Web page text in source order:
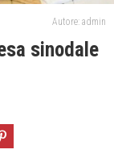
Autore: admin
sinodale